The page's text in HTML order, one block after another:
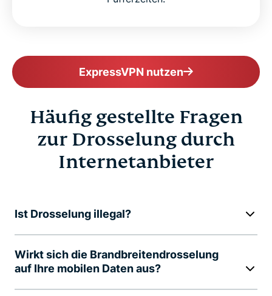
ExpressVPN nutzen
Häufig gestellte Fragen
zur Drosselung durch
Internetanbieter
Ist Drosselung illegal?
Wirkt sich die Brandbreitendrosselung
auf Ihre mobilen Daten aus?